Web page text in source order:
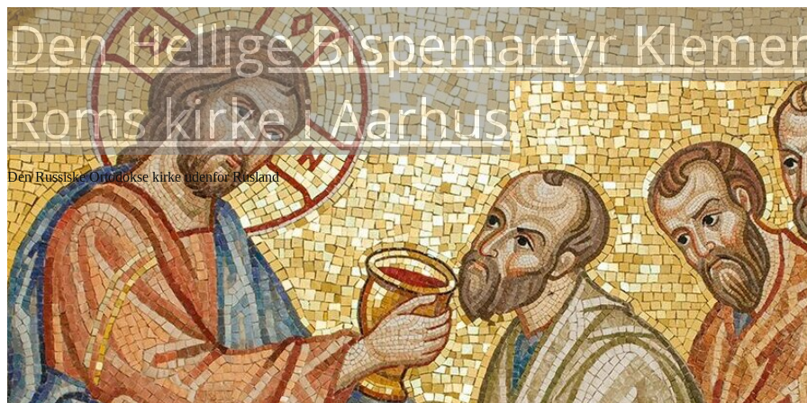
Den Hellige Bispemartyr
Roms kirke i Aarhus
Den Russiske Ortodokse kirke udenfor Rusland